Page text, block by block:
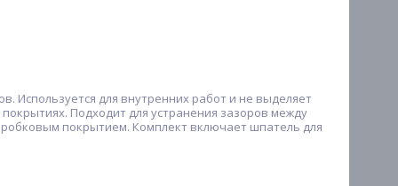
Используется для внутренних работ и не выделяет
Подходит для устранения зазоров между
покрытием. Комплект включает шпатель для